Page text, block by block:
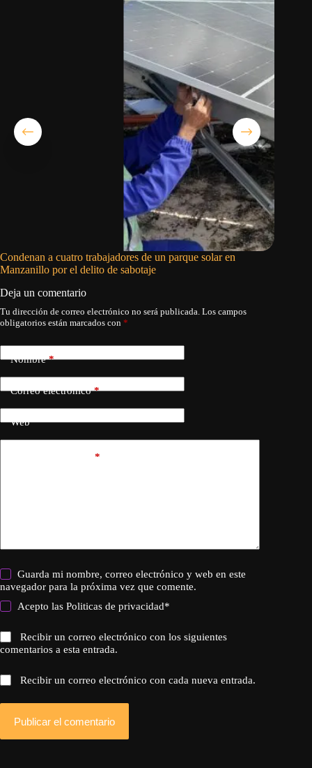
Condenan a cuatro trabajadores de un parque solar en
Manzanillo por el delito de sabotaje
Deja un comentario
Tu dirección de correo electrónico no será publicada. Los campos
obligatorios están marcados con *
Nombre*
Correo electrónico*
Web
*
Guarda mi nombre, correo electrónico y web en este
navegador para la próxima vez que comente.
Acepto lasPoliticas de privacidad*
Recibir un correo electrónico con los siguientes
comentarios a esta entrada.
Recibir un correo electrónico con cada nueva entrada.
Publicar el comentario